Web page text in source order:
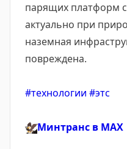
парящих платформ
актуально при
наземная
повреждена.
#технологии #этс
🦅Минтранс в MAX